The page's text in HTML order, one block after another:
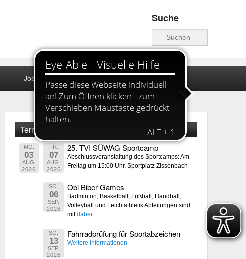
Suche
JobWall
Termine
MO.
03
AUG.
2026
FR.
07
AUG.
2026
25. TVI SÜWAG Sportcamp
Abschlussveranstaltung des Sportcamps: Am
Freitag um 15:00 Uhr, Sportplatz Zissenbach
SO.
06
SEP.
2026
Obi Biber Games
Badminton, Basketball, Fußball, Handball,
Volleyball und Leichtathletik Abteilungen sind
mitdabei
SO.
13
SEP.
2026
Fahrradprüfung für Sportabzeichen
Weitere Informationen